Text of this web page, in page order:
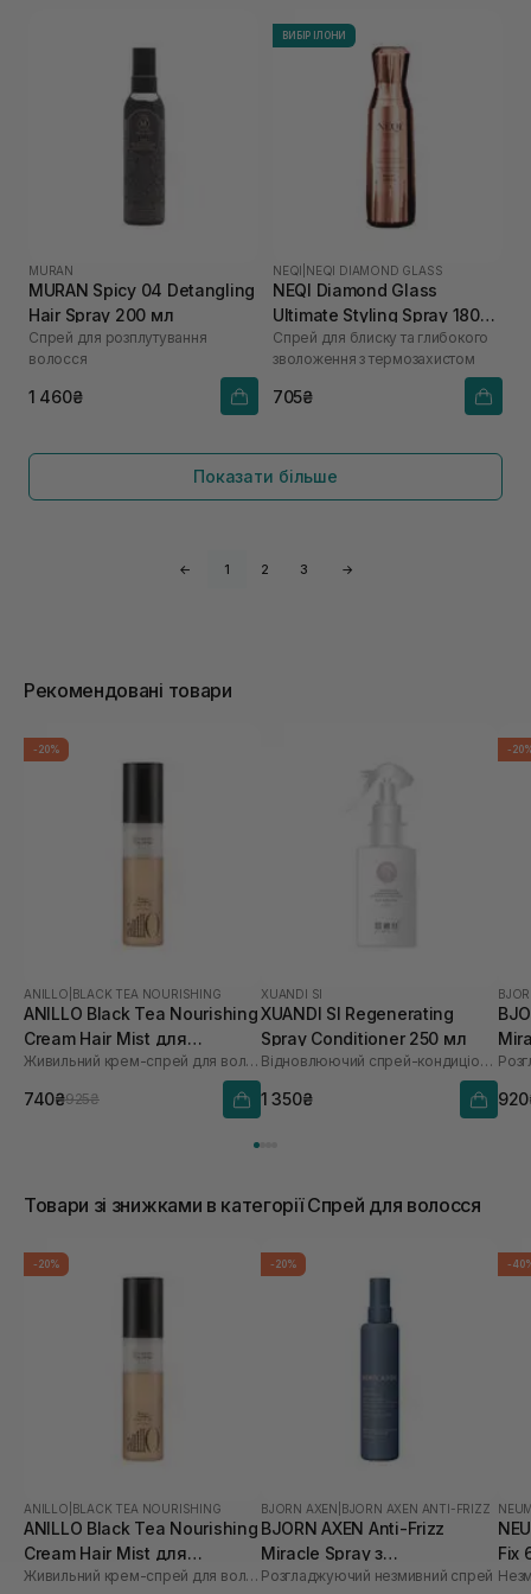
MURAN
MURAN Spicy 04 Detangling
Hair Spray 200 мл
Спрей для розплутування
волосся
1 460₴
ВИБІР ІЛОНИ
NEQI NEQI DIAMOND GLASS
NEQI Diamond Glass
Ultimate Styling Spray 180
мл
Спрей для блиску та глибокого
зволоження з термозахистом
705₴
Показати більше
← 1 2 3 →
Рекомендовані товари
-20%
ANILLO BLACK TEA NOURISHING
ANILLO Black Tea Nourishing
Cream Hair Mist для
зволоження та
розгладження волосся 70
Живильний крем-спрей для волосся
740₴925₴
XUANDI SI
XUANDI SI Regenerating
Spray Conditioner 250 мл
Відновлюючий спрей-кондиціонер
1 350₴
-
для
Товари зі знижками в категорії Спрей для волосся
-20%
ANILLO BLACK TEA NOURISHING
ANILLO Black Tea Nourishing
Cream Hair Mist для
зволоження та
Живильний крем-спрей для волосся
-20%
BJORN AXEN BJORN AXEN ANTI-FRIZZ
BJORN AXEN Anti-Frizz
Miracle Spray з
термозахистом до 220°C
Розгладжуючий незмивний спрей
-
Fix